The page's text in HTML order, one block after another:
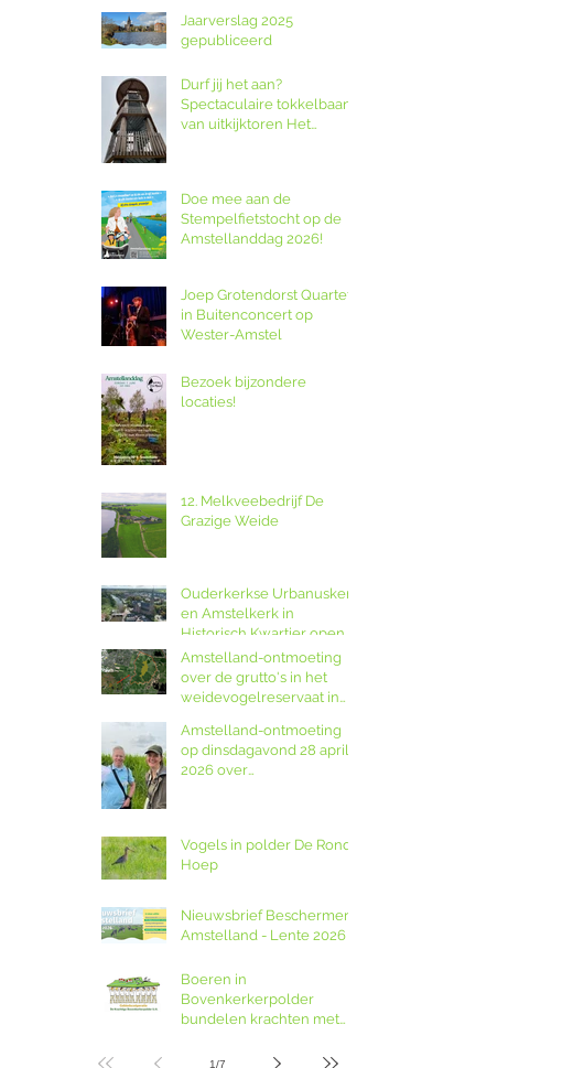
Jaarverslag 2025
gepubliceerd
Durf jij het aan?
Spectaculaire tokkelbaan
van uitkijktoren Het
Doe mee aan de
Stempelfietstocht op de
Amstellanddag 2026!
Joep Grotendorst Quartet
in Buitenconcert op
Wester-Amstel
Bezoek bijzondere
locaties!
12. Melkveebedrijf De
Grazige Weide
Ouderkerkse Urbanuskerk
en Amstelkerk in
Historisch Kwartier open
op Amstellanddag met
rondleidingen,
fototentoonstelling en
Amstelland-ontmoeting
over de grutto's in het
weidevogelreservaat in
Amstelland-ontmoeting
op dinsdagavond 28 april
2026 over
Kwant van Landschap
Noord-Holland
Vogels in polder De Ronde
Hoep
Nieuwsbrief Beschermers
Amstelland - Lente 2026
Boeren in
Bovenkerkerpolder
bundelen krachten met
1/7